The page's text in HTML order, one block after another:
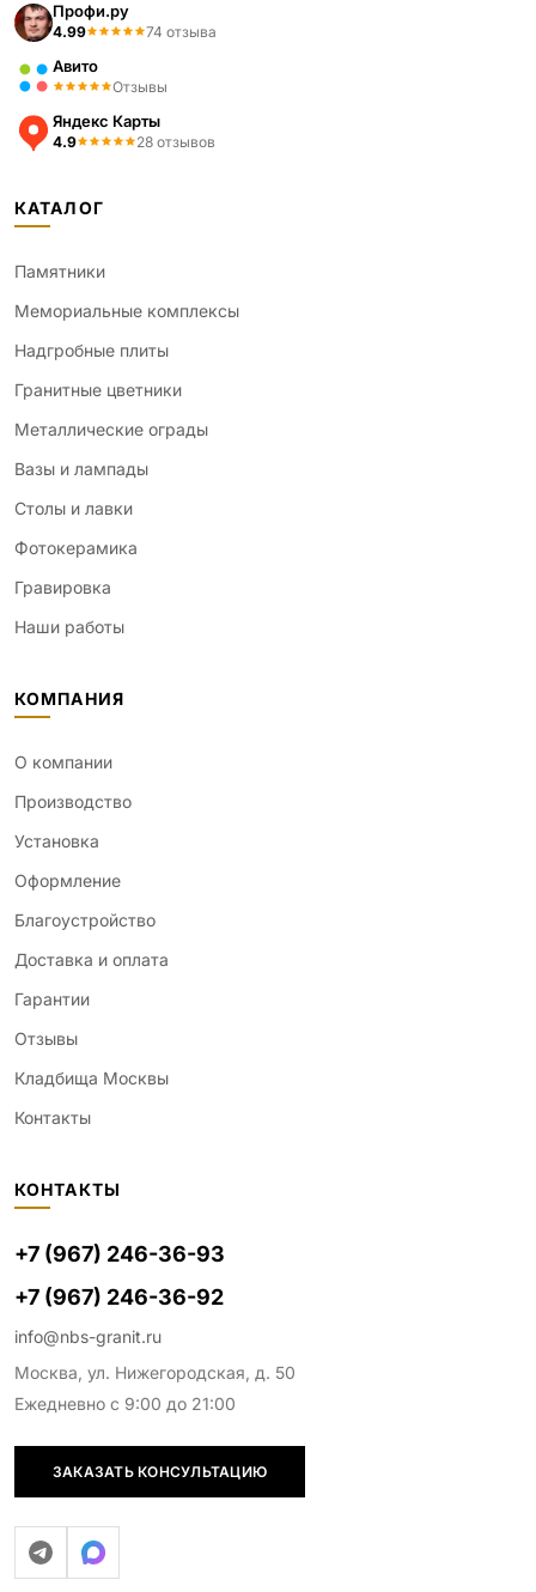
Профи.ру
4.99 74 отзыва
Авито
Отзывы
Яндекс Карты
4.9 28 отзывов
КАТАЛОГ
Памятники
Мемориальные комплексы
Надгробные плиты
Гранитные цветники
Металлические ограды
Вазы и лампады
Столы и лавки
Фотокерамика
Гравировка
Наши работы
КОМПАНИЯ
О компании
Производство
Установка
Оформление
Благоустройство
Доставка и оплата
Гарантии
Отзывы
Кладбища Москвы
Контакты
КОНТАКТЫ
+7 (967) 246-36-93
+7 (967) 246-36-92
info@nbs-granit.ru
Москва, ул. Нижегородская, д. 50
Ежедневно с 9:00 до 21:00
ЗАКАЗАТЬ КОНСУЛЬТАЦИЮ